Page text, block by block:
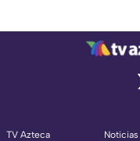
TV Azteca
Noticias